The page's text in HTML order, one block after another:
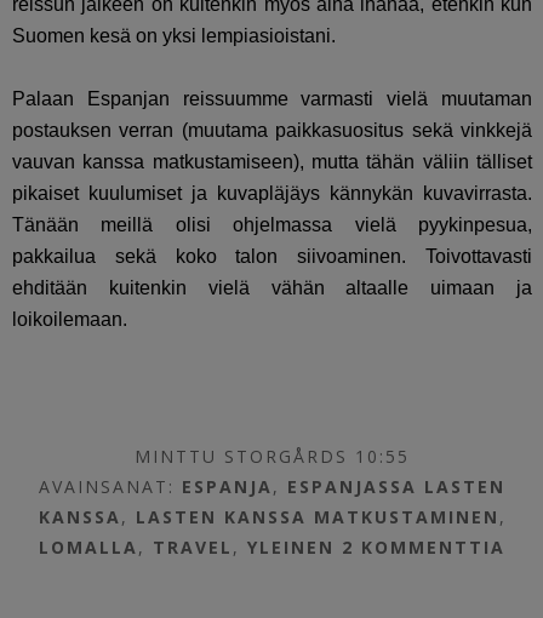
reissun jälkeen on kuitenkin myös aina ihanaa, etenkin kun
Suomen kesä on yksi lempiasioistani.
Palaan Espanjan reissuumme varmasti vielä muutaman
postauksen verran (muutama paikkasuositus sekä vinkkejä
vauvan kanssa matkustamiseen), mutta tähän väliin tälliset
pikaiset kuulumiset ja kuvapläjäys kännykän kuvavirrasta.
Tänään meillä olisi ohjelmassa vielä pyykinpesua,
pakkailua sekä koko talon siivoaminen. Toivottavasti
ehditään kuitenkin vielä vähän altaalle uimaan ja
loikoilemaan.
MINTTU STORGÅRDS 10:55
AVAINSANAT: ESPANJA, ESPANJASSA LASTEN
KANSSA, LASTEN KANSSA MATKUSTAMINEN ,
LOMALLA, TRAVEL ,YLEINEN 2 KOMMENTTIA